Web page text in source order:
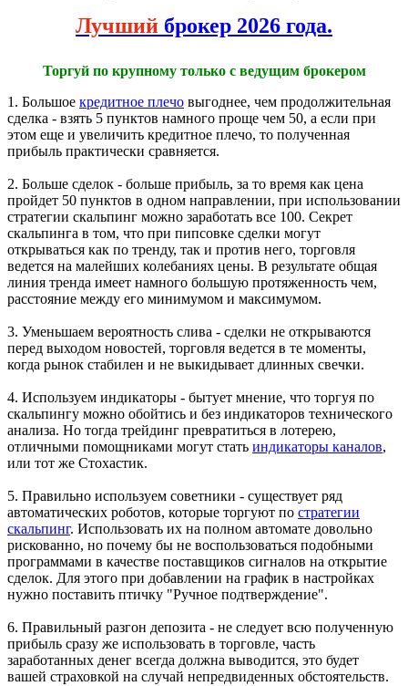
Лучший брокер 2026 года.
Торгуй по крупному только с ведущим брокером
1. Большое кредитное плечо выгоднее, чем продолжительная
сделка - взять 5 пунктов намного проще чем 50, а если при
этом еще и увеличить кредитное плечо, то полученная
прибыль практически сравняется.
2. Больше сделок - больше прибыль, за то время как цена
пройдет 50 пунктов в одном направлении, при использовании
стратегии скальпинг можно заработать все 100. Секрет
скальпинга в том, что при пипсовке сделки могут
открываться как по тренду, так и против него, торговля
ведется на малейших колебаниях цены. В результате общая
линия тренда имеет намного большую протяженность чем,
расстояние между его минимумом и максимумом.
3. Уменьшаем вероятность слива - сделки не открываются
перед выходом новостей, торговля ведется в те моменты,
когда рынок стабилен и не выкидывает длинных свечки.
4. Используем индикаторы - бытует мнение, что торгуя по
скальпингу можно обойтись и без индикаторов технического
анализа. Но тогда трейдинг превратиться в лотерею,
отличными помощниками могут стать индикаторы каналов,
или тот же Стохастик.
5. Правильно используем советники - существует ряд
автоматических роботов, которые торгуют по стратегии
скальпинг. Использовать их на полном автомате довольно
рискованно, но почему бы не воспользоваться подобными
программами в качестве поставщиков сигналов на открытие
сделок. Для этого при добавлении на график в настройках
нужно поставить птичку "Ручное подтверждение".
6. Правильный разгон депозита - не следует всю полученную
прибыль сразу же использовать в торговле, часть
заработанных денег всегда должна выводится, это будет
вашей страховкой на случай непредвиденных обстоятельств.